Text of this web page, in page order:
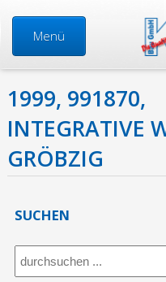
Start
Neuigkeiten
Menü
1999, 991870,
INTEGRATIVE
GRÖBZIG
SUCHEN